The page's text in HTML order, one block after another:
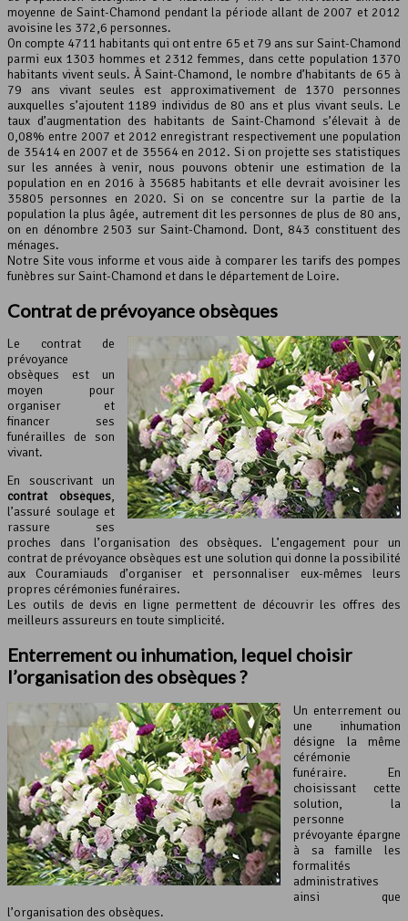
moyenne de Saint-Chamond pendant la période allant de 2007 et 2012
avoisine les 372,6 personnes.
On compte 4711 habitants qui ont entre 65 et 79 ans sur Saint-Chamond
parmi eux 1303 hommes et 2312 femmes, dans cette population 1370
habitants vivent seuls. À Saint-Chamond, le nombre d’habitants de 65 à
79 ans vivant seules est approximativement de 1370 personnes
auxquelles s’ajoutent 1189 individus de 80 ans et plus vivant seuls. Le
taux d’augmentation des habitants de Saint-Chamond s’élevait à de
0,08% entre 2007 et 2012 enregistrant respectivement une population
de 35414 en 2007 et de 35564 en 2012. Si on projette ses statistiques
sur les années à venir, nous pouvons obtenir une estimation de la
population en en 2016 à 35685 habitants et elle devrait avoisiner les
35805 personnes en 2020. Si on se concentre sur la partie de la
population la plus âgée, autrement dit les personnes de plus de 80 ans,
on en dénombre 2503 sur Saint-Chamond. Dont, 843 constituent des
ménages.
Notre Site vous informe et vous aide à comparer les tarifs des pompes
funèbres sur Saint-Chamond et dans le département de Loire.
Contrat de prévoyance obsèques
Le contrat de
prévoyance
obsèques est un
moyen pour
organiser et
financer ses
funérailles de son
vivant.
En souscrivant un
contrat obsèques,
l’assuré soulage et
rassure ses
proches dans l’organisation des obsèques. L’engagement pour un
contrat de prévoyance obsèques est une solution qui donne la possibilité
aux Couramiauds d’organiser et personnaliser eux-mêmes leurs
propres cérémonies funéraires.
Les outils de devis en ligne permettent de découvrir les offres des
meilleurs assureurs en toute simplicité.
Enterrement ou inhumation, lequel choisir
l’organisation des obsèques?
Un enterrement ou
une inhumation
désigne la même
cérémonie
funéraire. En
choisissant cette
solution, la
personne
prévoyante épargne
à sa famille les
formalités
administratives
ainsi que
l’organisation des obsèques.